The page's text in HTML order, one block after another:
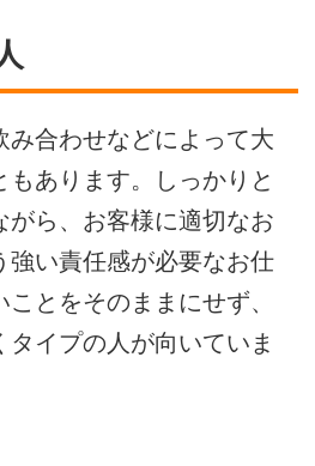
み合わせなどによって大
あります。しっかりと
がら、お客様に適切なお
強い責任感が必要なお仕
とをそのままにせず、
タイプの人が向いていま